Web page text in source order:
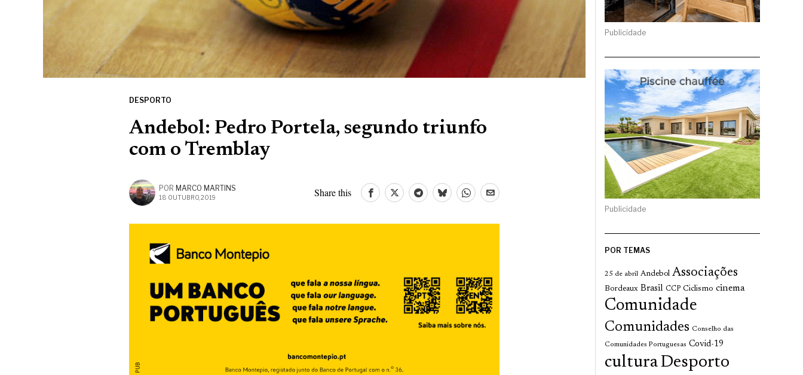
DESPORTO
Andebol: Pedro Portela, segundo triunfo
com o Tremblay
POR MARCO MARTINS
18 OUTUBRO, 2019 Share this
Publicidade
Publicidade
POR TEMAS
25 de abril Andebol Associações
Bordeaux Brasil CCP Ciclismo cinema
Comunidade
Comunidades Conselho das
Comunidades Portuguesas Covid-19
culturaDesporto